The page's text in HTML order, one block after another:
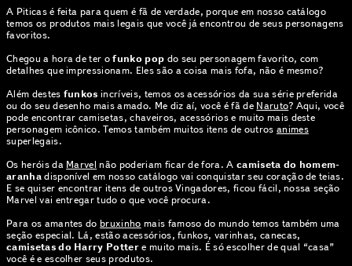
A Piticas é feita para quem é fã de verdade, porque em nosso catálogo
temos os produtos mais legais que você já encontrou de seus personagens
favoritos.
Chegou a hora de ter ofunko pop do seu personagem favorito, com
detalhes que impressionam. Eles são a coisa mais fofa, não é mesmo?
Além destes funkos incríveis, temos os acessórios da sua série preferida
ou do seu desenho mais amado. Me diz aí, você é fã de Naruto? Aqui, você
pode encontrar camisetas, chaveiros, acessórios e muito mais deste
personagem icônico. Temos também muitos itens de outros animes
superlegais.
Os heróis da Marvel não poderiam ficar de fora. Acamiseta do homem-
aranhadisponível em nosso catálogo vai conquistar seu coração de teias.
E se quiser encontrar itens de outros Vingadores, ficou fácil, nossa seção
Marvel vai entregar tudo o que você procura.
Para os amantes dobruxinho mais famoso do mundo temos também uma
seção especial. Lá, estão acessórios, funkos, varinhas, canecas,
camisetas do Harry Potter e muito mais. É só escolher de qual “casa”
você é e escolher seus produtos.